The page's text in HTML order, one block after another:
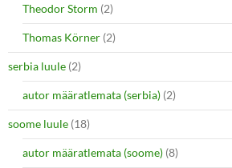
Theodor Storm (2)
Thomas Körner (2)
serbia luule (2)
autor määratlemata (serbia) (2)
soome luule (18)
autor määratlemata (soome) (8)